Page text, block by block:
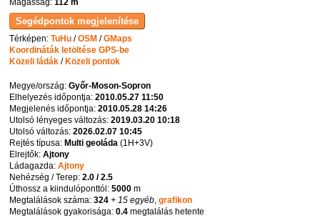
Magasság:112 m
Térképen:TuHu /OSM /GMaps
Koordináták letöltése GPS-be
Közeli ládák / Közeli pontok
Megye/ország:Győr-Moson-Sopron
Elhelyezés időpontja:2010.05.27 11:50
Megjelenés időpontja:2010.05.28 14:26
Utolsó lényeges változás:2019.03.20 10:18
Utolsó változás:2026.02.07 10:45
Rejtés típusa: Multi geoláda (1H+3V)
Elrejtők:Ajtony
Ládagazda:Ajtony
Nehézség / Terep:2.0 / 2.5
Úthossz a kiindulóponttól:5000 m
Megtalálások száma:324 + 15 egyéb,grafikon
Megtalálások gyakorisága:0.4 megtalálás hetente